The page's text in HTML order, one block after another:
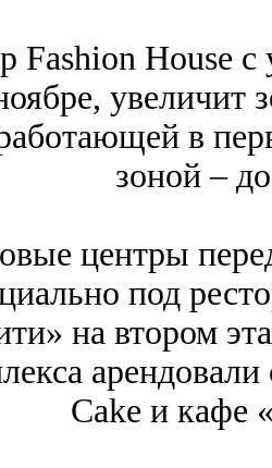
Fashion House
увеличит
в
зоной –
центры
под
на втором
Cake и кафе